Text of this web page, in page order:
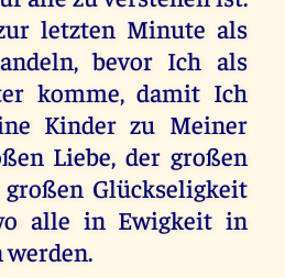
letzten Minute als
bevor Ich als
komme, damit Ich
Kinder zu Meiner
Liebe, der großen
Glückseligkeit
alle in Ewigkeit in